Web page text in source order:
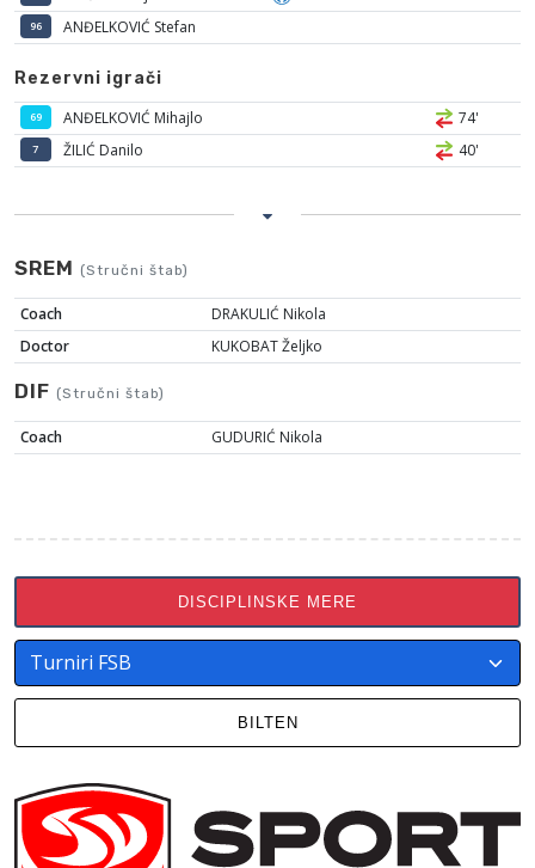
96 ANĐELKOVIĆ Stefan
Rezervni igrači
69 ANĐELKOVIĆ Mihajlo 74'
7 ŽILIĆ Danilo 40'
SREM (Stručni štab)
Coach
DRAKULIĆ Nikola
Doctor
KUKOBAT Željko
DIF (Stručni štab)
Coach GUDURIĆ Nikola
DISCIPLINSKE MERE
BILTEN